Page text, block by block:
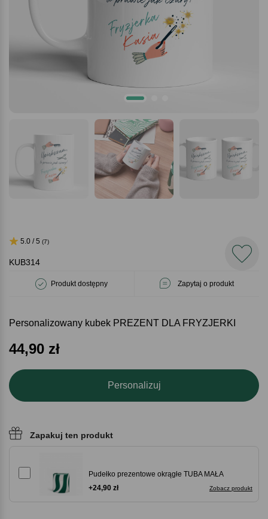
KUB314
Produkt dostępny Zapytaj o produkt
5.0 / 5 (7)
Personalizowany kubek PREZENT DLA FRYZJERKI
44,90 zł
Personalizuj
Zapakuj ten produkt
Pudełko prezentowe okrągłe TUBA MAŁA
Zobacz produkt
+24,90 zł